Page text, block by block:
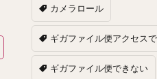
カメラロール
ギガファイル便アクセス
ギガファイル便できない